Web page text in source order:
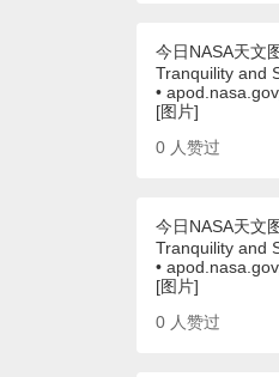
今日NASA天文
Tranquility and
•
[图片]
0 人赞过
今日NASA天文
Tranquility and
•
[图片]
0 人赞过